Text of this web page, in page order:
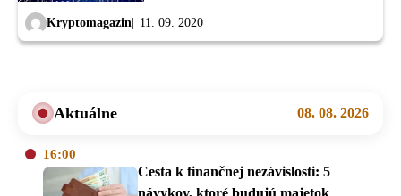
Kryptomagazin 11. 09. 2020
Aktuálne 08. 08. 2026
16:00
Cesta k finančnej nezávislosti: 5